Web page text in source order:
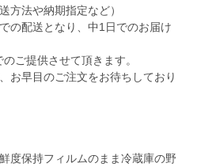
方法や納期指定など）
配送となり、中1日でのお届け
提供させて頂きます。
早目のご注文をお待ちしており
度保持フィルムのまま冷蔵庫の野